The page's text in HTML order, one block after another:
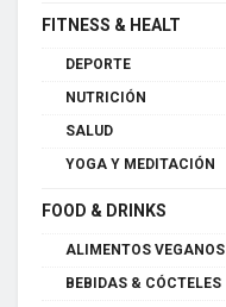
FITNESS & HEALT
DEPORTE
NUTRICIÓN
SALUD
YOGA Y MEDITACIÓN
FOOD & DRINKS
ALIMENTOS VEGANOS
BEBIDAS & CÓCTELES